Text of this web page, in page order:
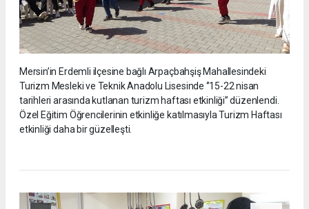
Mersin’in Erdemli ilçesine bağlı Arpaçbahşiş Mahallesindeki
Turizm Mesleki ve Teknik Anadolu Lisesinde ‘’15-22 nisan
tarihleri arasında kutlanan turizm haftası etkinliği’’ düzenlendi.
Özel Eğitim Öğrencilerinin etkinliğe katılmasıyla Turizm Haftası
etkinliği daha bir güzelleşti.